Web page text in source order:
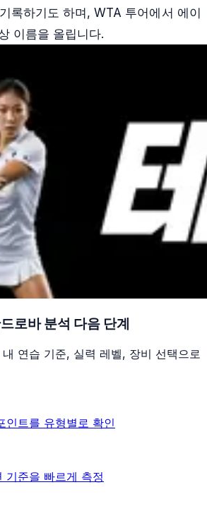
록하기도 하며, WTA 투어에서 에이
이름을 올립니다.
로바분석 다음 단계
연습 기준, 실력 레벨, 장비 선택으로
인트를 유형별로 확인
기준을 빠르게 측정